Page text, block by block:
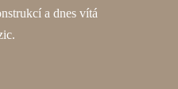
a dnes vítá